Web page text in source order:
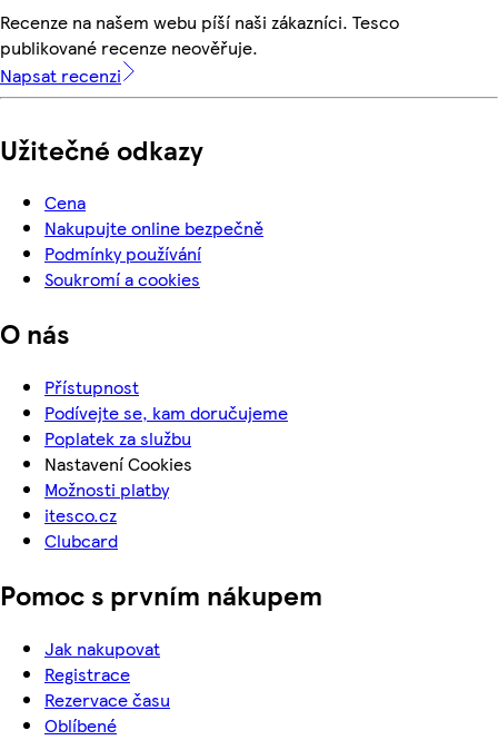
Recenze na našem webu píší naši zákazníci. Tesco
publikované recenze neověřuje.
Napsat recenzi
Užitečné odkazy
Cena
Nakupujte online bezpečně
Podmínky používání
Soukromí a cookies
O nás
Přístupnost
Podívejte se, kam doručujeme
Poplatek za službu
Nastavení Cookies
Možnosti platby
itesco.cz
Clubcard
Pomoc s prvním nákupem
Jak nakupovat
Registrace
Rezervace času
Oblíbené